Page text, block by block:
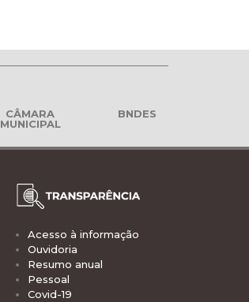
CÂMARA
MUNICIPAL
BNDES
Acesso à informação
Ouvidoria
Resumo anual
Pessoal
Covid-19